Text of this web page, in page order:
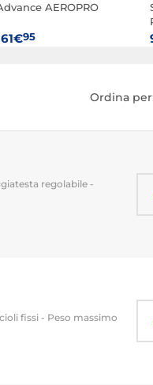
AEROPRO
95
Ordina
regolabile -
fissi - Peso massimo